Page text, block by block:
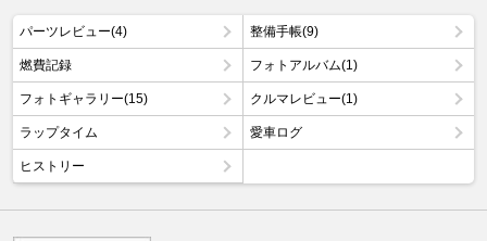
パーツレビュー(4) 整備手帳(9)
燃費記録 フォトアルバム(1)
フォトギャラリー(15) クルマレビュー(1)
ラップタイム 愛車ログ
ヒストリー